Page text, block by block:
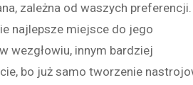
zależna od waszych preferencji.
najlepsze miejsce do jego
wezgłowiu, innym bardziej
bo już samo tworzenie